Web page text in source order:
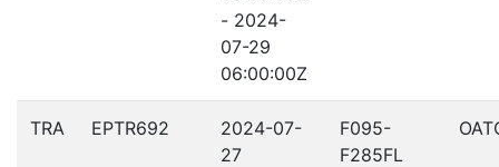
- 2024-
07-29
06:00:00Z
TRA EPTR692
2024-07-
27
F095-
F285FL